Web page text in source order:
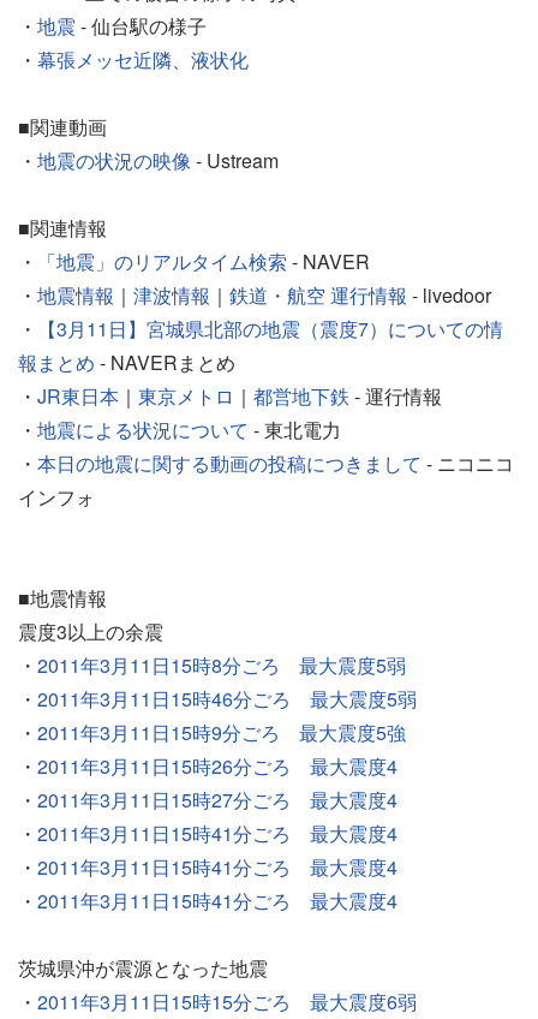
・ 地震 - 仙台駅の様子
・ 幕張メッセ近隣、液状化
■関連動画
・ 地震の状況の映像 - Ustream
■関連情報
・
「地震」のリアルタイム検索 - NAVER
・ 地震情報 ｜ 津波情報 ｜ 鉄道・航空 運行情報 - livedoor
・
【3月11日】宮城県北部の地震（震度7）についての情
報まとめ - NAVERまとめ
・ JR東日本 ｜ 東京メトロ ｜ 都営地下鉄 - 運行情報
・ 地震による状況について - 東北電力
・ 本日の地震に関する動画の投稿につきまして - ニコニコ
インフォ
■地震情報
震度3以上の余震
・ 2011年3月11日15時8分ごろ 最大震度5弱
・ 2011年3月11日15時46分ごろ 最大震度5弱
・ 2011年3月11日15時9分ごろ 最大震度5強
・ 2011年3月11日15時26分ごろ 最大震度4
・ 2011年3月11日15時27分ごろ 最大震度4
・ 2011年3月11日15時41分ごろ 最大震度4
・ 2011年3月11日15時41分ごろ 最大震度4
・ 2011年3月11日15時41分ごろ 最大震度4
茨城県沖が震源となった地震
・ 2011年3月11日15時15分ごろ 最大震度6弱